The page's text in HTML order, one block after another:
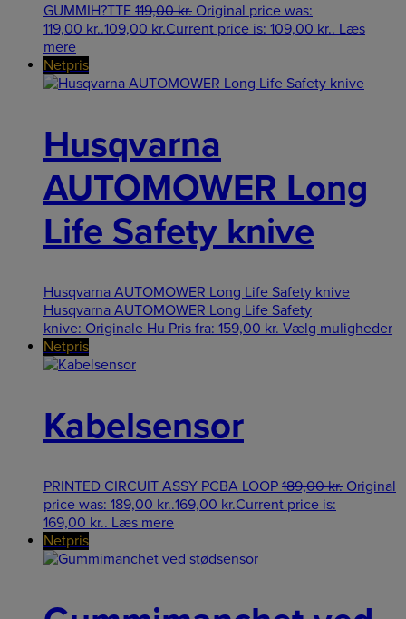
GUMMIH?TTE 119,00kr. Original price was:
119,00 kr..109,00 kr.Current price is: 109,00 kr.. Læs
mere
Netpris
Husqvarna
AUTOMOWER Long
Life Safety knive
Husqvarna AUTOMOWER Long Life Safety knive
Husqvarna AUTOMOWER Long Life Safety
knive: Originale Hu Pris fra: 159,00 kr. Vælg muligheder
Netpris
Kabelsensor
PRINTED CIRCUIT ASSY PCBA LOOP 189,00kr. Original
price was: 189,00 kr..169,00 kr.Current price is:
169,00 kr.. Læs mere
Netpris